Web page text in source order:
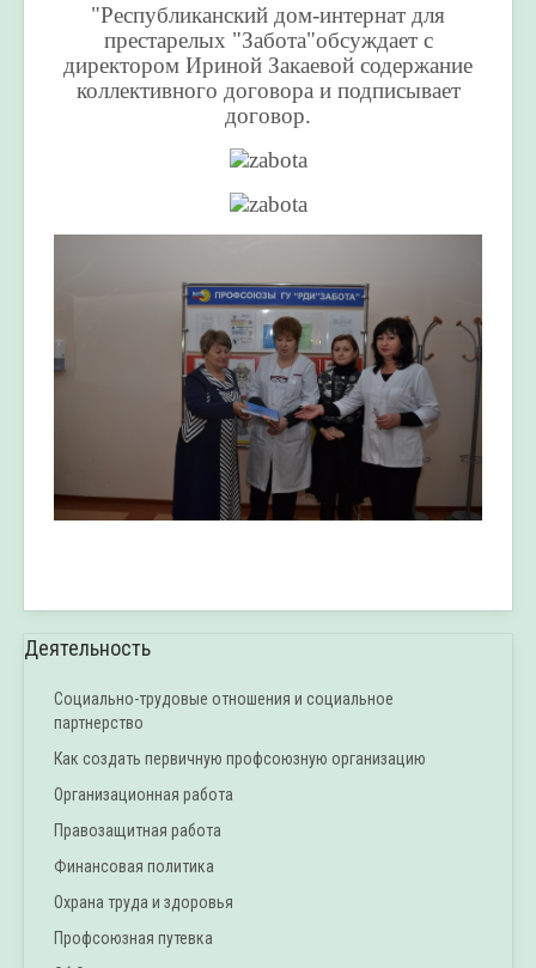
"Республиканский дом-интернат для
престарелых "Забота"обсуждает с
директором Ириной Закаевой содержание
коллективного договора и подписывает
договор.
Деятельность
Социально-трудовые отношения и социальное
партнерство
Как создать первичную профсоюзную организацию
Организационная работа
Правозащитная работа
Финансовая политика
Охрана труда и здоровья
Профсоюзная путевка